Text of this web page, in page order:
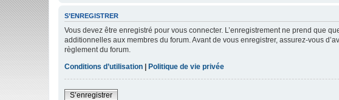
S’ENREGISTRER
Vous devez être enregistré pour vous connecter. L’enregistrement ne prend que
additionnelles aux membres du forum. Avant de vous enregistrer, assurez-vous
règlement du forum.
Conditions d’utilisation | Politique de vie privée
S’enregistrer